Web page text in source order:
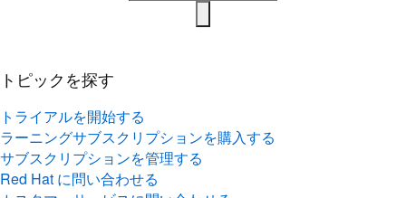
トライアルを開始する
ラーニングサブスクリプションを購入する
サブスクリプションを管理する
Red Hat に問い合わせる
カスタマーサービスに問い合わせる
Red Hat の採用情報を見る